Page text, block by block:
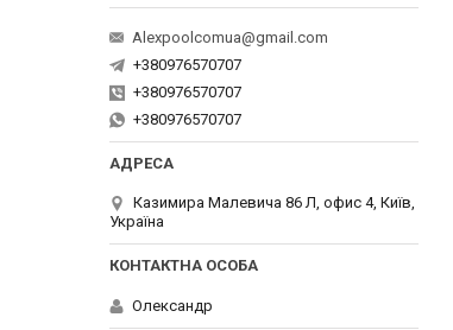
Alexpoolcomua@gmail.com
+380976570707
+380976570707
+380976570707
Казимира Малевича 86 Л, офис 4, Київ,
Україна
Олександр